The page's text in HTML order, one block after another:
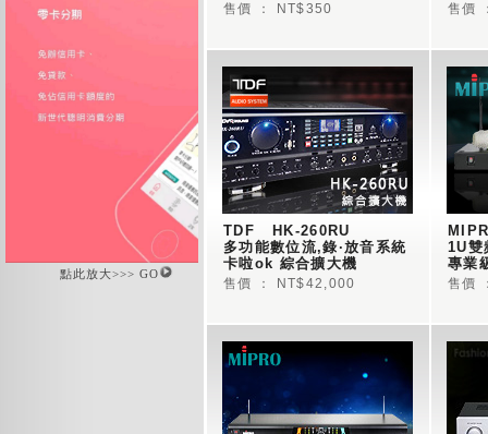
點此放大>>> GO
售價 ： NT$350 售價
TDF   HK-260RU
多功能數位流,錄·放音系統
卡啦ok 綜合擴大機
售價 ： NT$42,000
1U
專業
售價